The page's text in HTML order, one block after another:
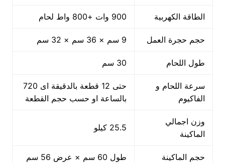
الطاقة الكهربية 900 وات +800 واط لحام
حجم حجرة العمل 9 سم × 36 سم × 32 سم
طول اللحام 30 سم
سرعة اللحام و
الفاكيوم
حتى 12 قطعة بالدقيقة اى 720
بالساعة او حسب حجم القطعة
وزن اجمالي
الماكينة
25.5 كيلو
حجم الماكينة
طول 60 سم × عرض 56 سم